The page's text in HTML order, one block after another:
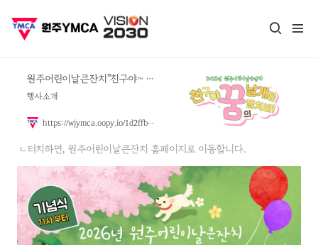
원주어린이날큰잔치”친구야~ 꿈의 날개를 펼쳐봐!”
행사소개
https://wjymca.oopy.io/1d2ffbb7-fd41-8046-ae96-fc43b0107836
ㄴ터치하면, 원주어린이날큰잔치 홈페이지로 이동합니다.